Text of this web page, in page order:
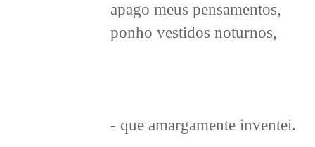
apago meus pensamentos,
ponho vestidos noturnos,
- que amargamente inventei.